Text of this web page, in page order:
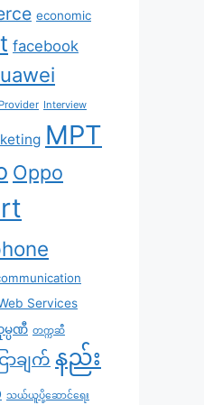
economic
facebook
Interview
MPT
Oppo
Services
ပဏီ တက္ကဆီ
ာချက် နည်း
သယ်ယူပို့ဆောင်ရေး